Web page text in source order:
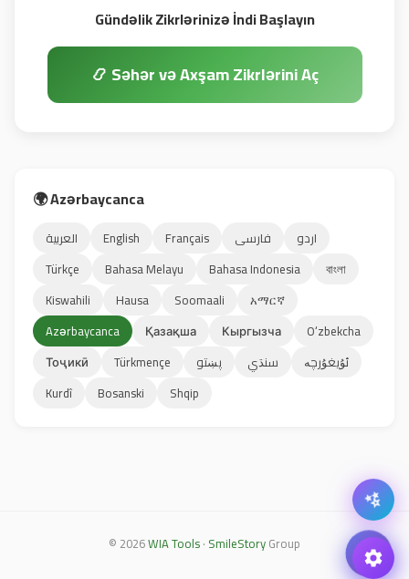
Gündəlik Zikrlərinizə İndi Başlayın
📿 Səhər və Axşam Zikrlərini Aç
🌍 Azərbaycanca
العربية English Français فارسی
اردو
Türkçe
Bahasa Melayu Bahasa Indonesia
বাংলা
Kiswahili
Hausa Soomaali
አማርኛ
Azərbaycanca
Қазақша Кыргызча
Oʻzbekcha
Тоҷикӣ
Türkmençe پښتو سنڌي
ئۇيغۇرچە
Kurdî
Bosanski Shqip
© 2026WIA Tools· SmileStoryGroup 🏨
✨